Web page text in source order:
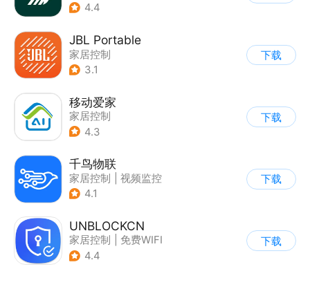
4.4
JBL Portable
家居控制
3.1
下载
移动爱家
家居控制
4.3
下载
千鸟物联
家居控制
视频监控
4.1
下载
UNBLOCKCN
家居控制
免费WIFI
4.4
下载